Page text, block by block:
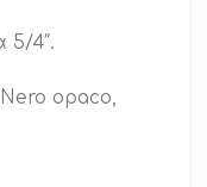
5/4″.
opaco,